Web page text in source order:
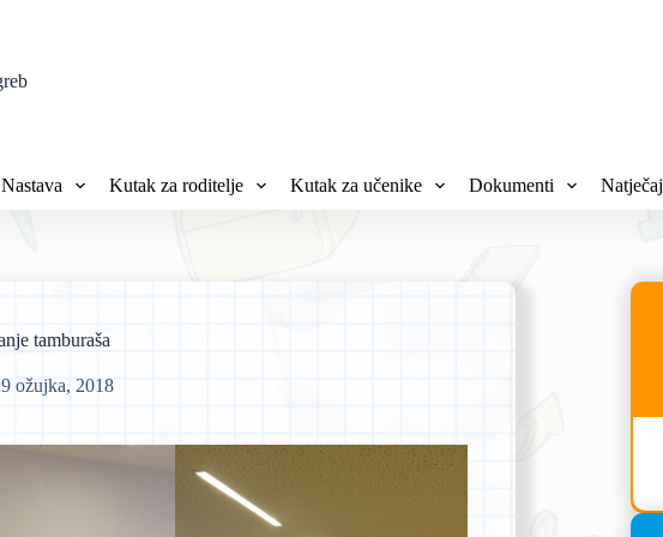
Nastava Kutak za roditelje Kutak za učenike Dokumenti
tamburaša
ožujka, 2018